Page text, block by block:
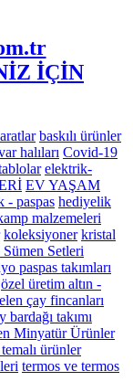
İÇİN
baskılı ürünler
halıları Covid-19
elektrik-
EV YAŞAM
- paspas hediyelik
malzemeleri
koleksiyoner kristal
Sümen Setleri
paspas takımları
özel üretim altın -
çay fincanları
bardağı takımı
Minyatür Ürünler
ürünler
termos ve termos